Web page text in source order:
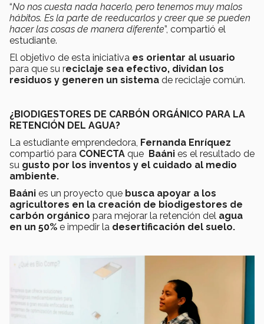
“No nos cuesta nada hacerlo, pero tenemos muy malos
hábitos. Es la parte de reeducarlos y creer que se pueden
hacer las cosas de manera diferente”, compartió el
estudiante.
El objetivo de esta iniciativa es orientar al usuario
para que su reciclaje sea efectivo, dividan los
residuos y generen un sistema de reciclaje común.
¿BIODIGESTORES DE CARBÓN ORGÁNICO PARA LA
RETENCIÓN DEL AGUA?
La estudiante emprendedora, Fernanda Enríquez
compartió para CONECTA que Baáni es el resultado de
su gusto por los inventos y el cuidado al medio
ambiente.
Baáni es un proyecto que busca apoyar a los
agricultores en la creación de biodigestores de
carbón orgánico para mejorar la retención del agua
en un 50% e impedir la desertificación del suelo.